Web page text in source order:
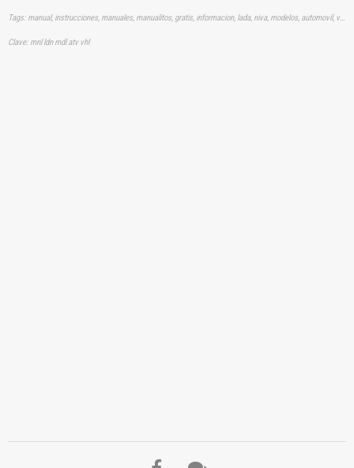
Tags: manual, instrucciones, manuales, manualitos, gratis, informacion, lada, niva, modelos, automovil, vehiculo, aprender, descargas
Clave: mnl ldn mdl atv vhl